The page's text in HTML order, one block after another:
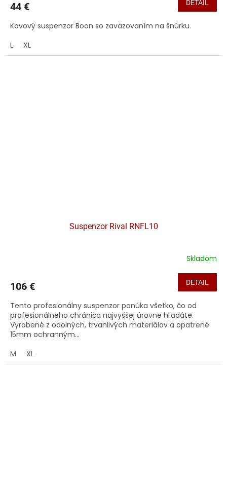
44 € DETAIL
Kovový suspenzor Boon so zaväzovaním na šnúrku.
L
XL
Suspenzor Rival RNFL10
Skladom
106 € DETAIL
Tento profesionálny suspenzor ponúka všetko, čo od
profesionálneho chrániča najvyššej úrovne hľadáte.
Vyrobené z odolných, trvanlivých materiálov a opatrené
15mm ochranným...
M
XL